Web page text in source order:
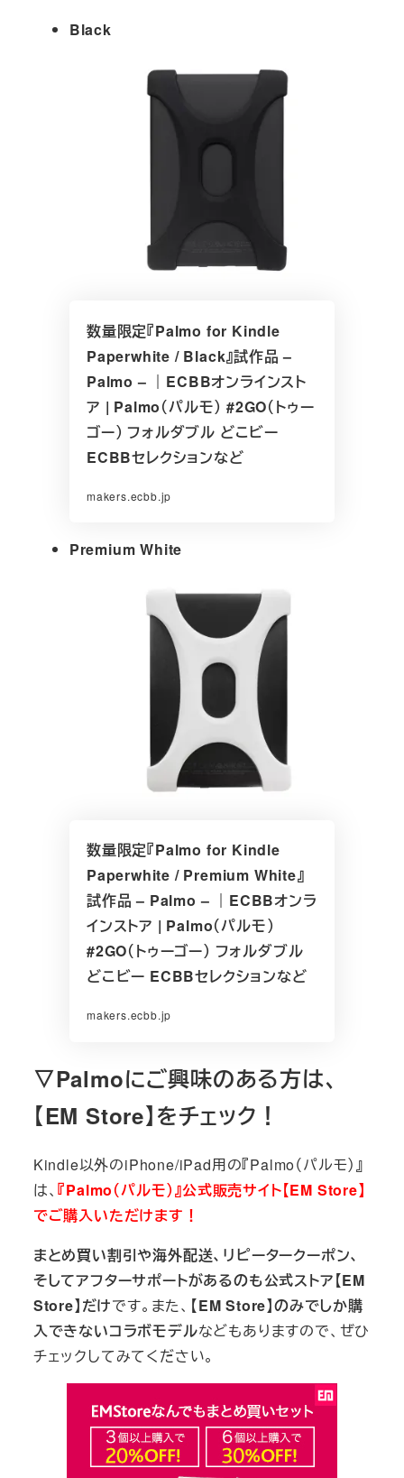
Black
数量限定『Palmo for Kindle
Paperwhite / Black』試作品 –
Palmo – ｜ECBBオンラインスト
ア | Palmo（パルモ） #2GO（トゥー
ゴー） フォルダブル どこビー
ECBBセレクションなど
makers.ecbb.jp
Premium White
数量限定『Palmo for Kindle
Paperwhite / Premium White』
試作品 – Palmo – ｜ECBBオンラ
インストア | Palmo（パルモ）
#2GO（トゥーゴー） フォルダブル
どこビー ECBBセレクションなど
makers.ecbb.jp
▽Palmoにご興味のある方は、
【EM Store】をチェック！
Kindle以外のiPhone/iPad用の『Palmo（パルモ）』
は、『Palmo（パルモ）』公式販売サイト【EM Store】
でご購入いただけます！
まとめ買い割引や海外配送、リピータークーポン、
そしてアフターサポートがあるのも公式ストア【EM
Store】だけです。また、 【EM Store】のみでしか購
入できないコラボモデルなどもありますので、ぜひ
チェックしてみてください。